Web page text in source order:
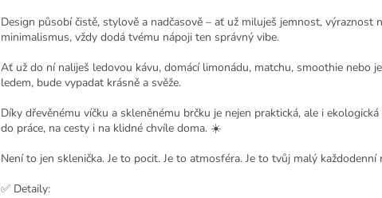
Design působí čistě, stylově a nadčasově – ať už miluješ jemnost, výraznost
minimalismus, vždy dodá tvému nápoji ten správný vibe.
Ať už do ní naliješ ledovou kávu, domácí limonádu, matchu, smoothie nebo
ledem, bude vypadat krásně a svěže.
Díky dřevěnému víčku a skleněnému brčku je nejen praktická, ale i
do práce, na cesty i na klidné chvíle doma. ☀️
Není to jen sklenička. Je to pocit. Je to atmosféra. Je to tvůj malý každodenní
✅ Detaily: